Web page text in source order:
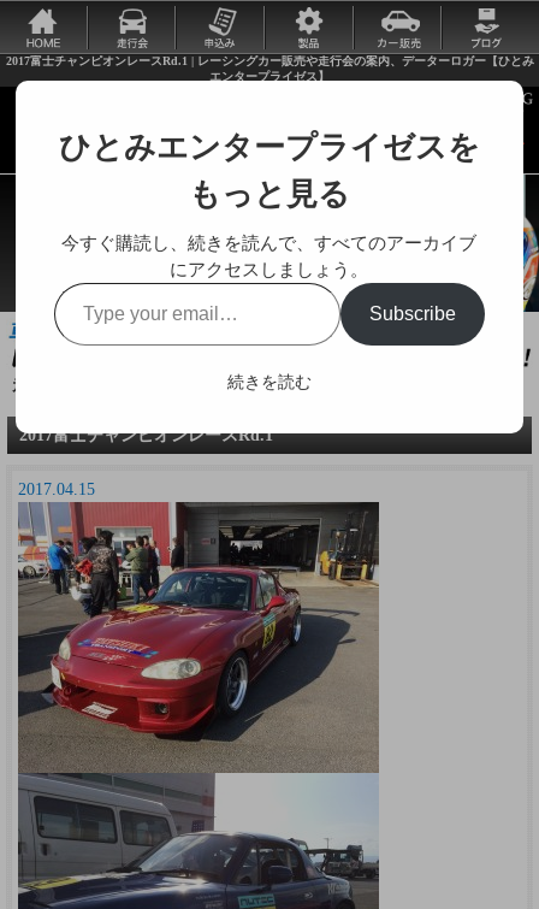
2017富士チャンピオンレースRd.1 | レーシングカー販売や走行会の案内、データーロガー【ひとみ
エンタープライゼス】
走行会やレーシングカーに関する様々な情報をお届けします。
2017富士チャンピオンレースRd.1
2017.04.15
ひとみエンタープライゼスを
もっと見る
今すぐ購読し、続きを読んで、すべてのアーカイブ
にアクセスしましょう。
Type
your
email…
Subscribe
続きを読む